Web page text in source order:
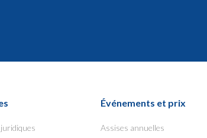
Événements et prix
Assises annuelles